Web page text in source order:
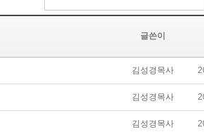
글쓴이
김성경목사
김성경목사
김성경목사